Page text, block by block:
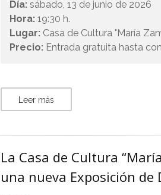
Día:sábado, 13 de junio de 2026
Hora:19:30 h.
Lugar: Casa de Cultura "María
Precio: Entrada gratuita hasta
Leer más
La Casa de Cultura
una nueva Exposición de